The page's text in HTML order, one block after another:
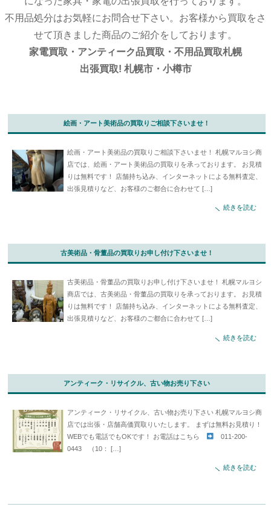
不用品処分はお気軽にお問合せ下さい。お客様から買取をさ
せて頂きました商品のご紹介をしております。
家電買取・アンティーク品買取・不用品買取札幌
出張買取! 札幌市・小樽市
絵画・アート美術品の買取りご相談下さいませ！
絵画・アート美術品の買取りご相談下さいませ！ 札幌マルヨシ商
店では、絵画・アート美術品の買取りを承っております。 お見積
りは無料です！ 店舗持ち込み、インターネットによる無料査定、
出張見積りなど、お客様のご都合に合わせて […]
続きを読む
古美術品・骨董品の買取りお申し付け下さいませ！
古美術品・骨董品の買取りお申し付け下さいませ！ 札幌マルヨシ
商店では、古美術品・骨董品の買取りを承っております。 お見積
りは無料です！ 店舗持ち込み、インターネットによる無料査定、
出張見積りなど、お客様のご都合に合わせて […]
続きを読む
アンティーク・リサイクル、古い物お売り下さい
アンティーク・リサイクル、古い物お売り下さい 札幌マルヨシ商
店では出張・店舗高価買取りいたします。 まずは無料お見積り！
WEBでも電話でもOKです！ お電話はこちら
011-200-
0443 （10： […]
続きを読む